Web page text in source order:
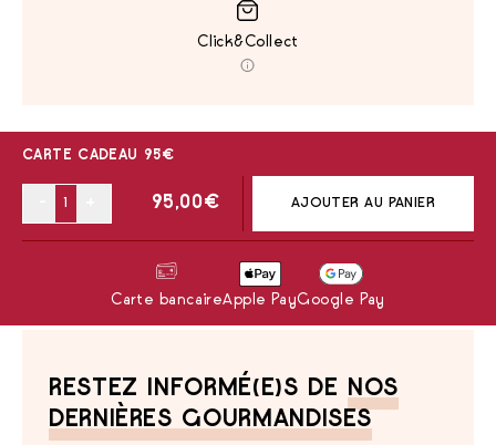
Click&Collect
CARTE CADEAU 95€
95,00€ AJOUTER AU PANIER
Carte bancaireApple PayGoogle Pay
RESTEZ INFORMÉ(E)S DE
NOS
DERNIÈRES GOURMANDISES